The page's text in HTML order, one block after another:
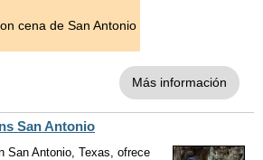
cena de San Antonio
Más información
San Antonio
San Antonio, Texas, ofrece